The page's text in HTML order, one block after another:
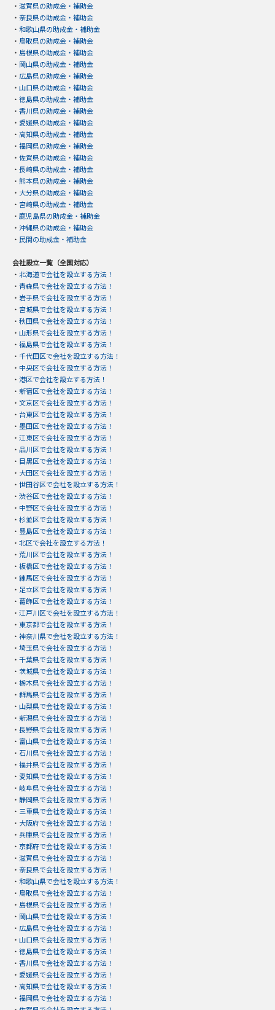
・ 滋賀県の助成金・補助金
・ 奈良県の助成金・補助金
・ 和歌山県の助成金・補助金
・ 鳥取県の助成金・補助金
・ 島根県の助成金・補助金
・ 岡山県の助成金・補助金
・ 広島県の助成金・補助金
・ 山口県の助成金・補助金
・ 徳島県の助成金・補助金
・ 香川県の助成金・補助金
・ 愛媛県の助成金・補助金
・ 高知県の助成金・補助金
・ 福岡県の助成金・補助金
・ 佐賀県の助成金・補助金
・ 長崎県の助成金・補助金
・ 熊本県の助成金・補助金
・ 大分県の助成金・補助金
・ 宮崎県の助成金・補助金
・ 鹿児島県の助成金・補助金
・ 沖縄県の助成金・補助金
・ 民間の助成金・補助金
会社設立一覧（全国対応）
・ 北海道で会社を設立する方法！
・ 青森県で会社を設立する方法！
・ 岩手県で会社を設立する方法！
・ 宮城県で会社を設立する方法！
・ 秋田県で会社を設立する方法！
・ 山形県で会社を設立する方法！
・ 福島県で会社を設立する方法！
・ 千代田区で会社を設立する方法！
・ 中央区で会社を設立する方法！
・ 港区で会社を設立する方法！
・ 新宿区で会社を設立する方法！
・ 文京区で会社を設立する方法！
・ 台東区で会社を設立する方法！
・ 墨田区で会社を設立する方法！
・ 江東区で会社を設立する方法！
・ 品川区で会社を設立する方法！
・ 目黒区で会社を設立する方法！
・ 大田区で会社を設立する方法！
・ 世田谷区で会社を設立する方法！
・ 渋谷区で会社を設立する方法！
・ 中野区で会社を設立する方法！
・ 杉並区で会社を設立する方法！
・ 豊島区で会社を設立する方法！
・ 北区で会社を設立する方法！
・ 荒川区で会社を設立する方法！
・ 板橋区で会社を設立する方法！
・ 練馬区で会社を設立する方法！
・ 足立区で会社を設立する方法！
・ 葛飾区で会社を設立する方法！
・ 江戸川区で会社を設立する方法！
・ 東京都で会社を設立する方法！
・ 神奈川県で会社を設立する方法！
・ 埼玉県で会社を設立する方法！
・ 千葉県で会社を設立する方法！
・ 茨城県で会社を設立する方法！
・ 栃木県で会社を設立する方法！
・ 群馬県で会社を設立する方法！
・ 山梨県で会社を設立する方法！
・ 新潟県で会社を設立する方法！
・ 長野県で会社を設立する方法！
・ 富山県で会社を設立する方法！
・ 石川県で会社を設立する方法！
・ 福井県で会社を設立する方法！
・ 愛知県で会社を設立する方法！
・ 岐阜県で会社を設立する方法！
・ 静岡県で会社を設立する方法！
・ 三重県で会社を設立する方法！
・ 大阪府で会社を設立する方法！
・ 兵庫県で会社を設立する方法！
・ 京都府で会社を設立する方法！
・ 滋賀県で会社を設立する方法！
・ 奈良県で会社を設立する方法！
・ 和歌山県で会社を設立する方法！
・ 鳥取県で会社を設立する方法！
・ 島根県で会社を設立する方法！
・ 岡山県で会社を設立する方法！
・ 広島県で会社を設立する方法！
・ 山口県で会社を設立する方法！
・ 徳島県で会社を設立する方法！
・ 香川県で会社を設立する方法！
・ 愛媛県で会社を設立する方法！
・ 高知県で会社を設立する方法！
・ 福岡県で会社を設立する方法！